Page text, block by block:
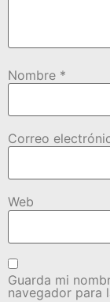
Nombre *
Correo
Web
Guarda mi
navegador para